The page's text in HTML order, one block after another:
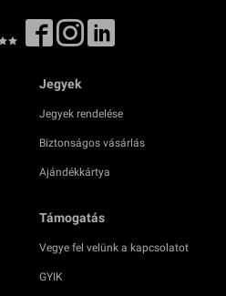
Jegyek
Jegyek rendelése
Biztonságos vásárlás
Ajándékkártya
Támogatás
Vegye fel velünk a kapcsolatot
GYIK